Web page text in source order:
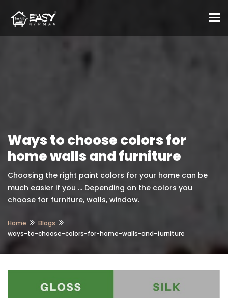
Ways to choose colors for
home walls and furniture
Choosing the right paint colors for your home can be
much easier if you ... Depending on the colors you
choose for furniture, walls, window.
Home
Blogs
ways-to-choose-colors-for-home-walls-and-furniture